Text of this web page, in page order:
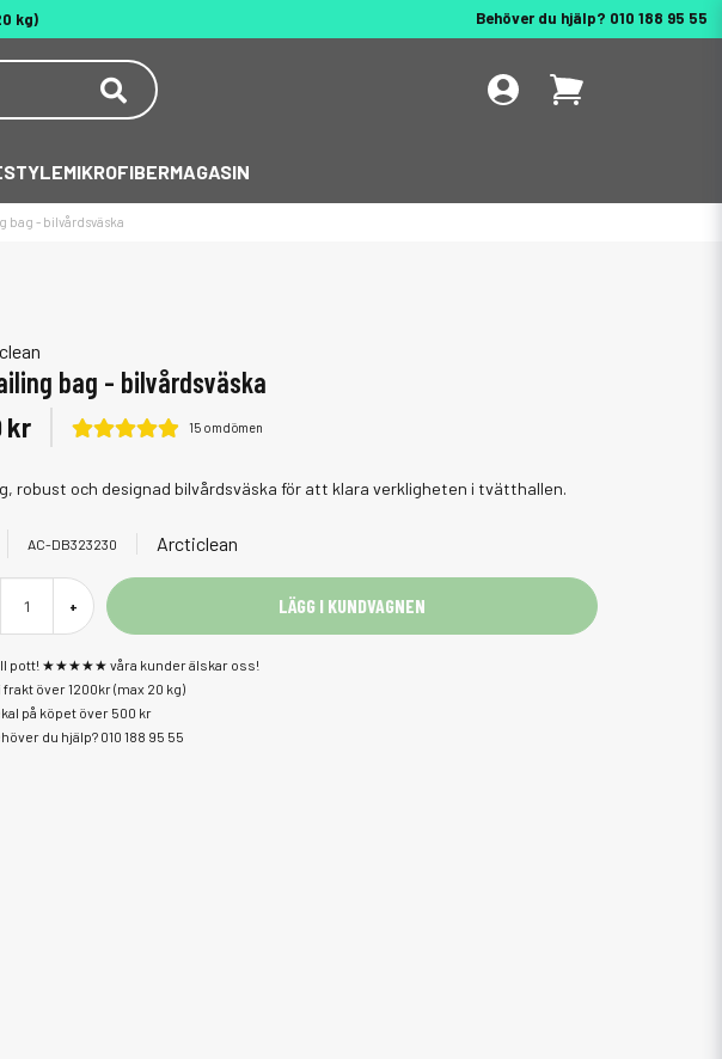
kg)
Behöver du hjälp? 010 188 95 55
MIKROFIBERMAGASIN
bag - bilvårdsväska
bag - bilvårdsväska
kr 15 omdömen
robust och designad bilvårdsväska för att klara verkligheten i tvätthallen.
AC-DB323230 Arcticlean
+ LÄGG I KUNDVAGNEN
pott! ★★★★★ våra kunder älskar oss!
frakt över 1200kr (max 20 kg)
på köpet över 500 kr
du hjälp? 010 188 95 55